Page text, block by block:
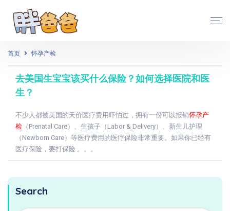
首页 怀孕产检
去美国生宝宝该买什么保险？如何选择医院和医
生？
不少人都被美国的天价医疗费用吓怕过，拥有一份可以报销怀孕产
检 （Prenatal Care）、生孩子（Labor & Delivery）、新生儿护理
（Newborn Care）等医疗费用的医疗保险非常重要。如果你已经有
医疗保险，要打保险 。。。
Search